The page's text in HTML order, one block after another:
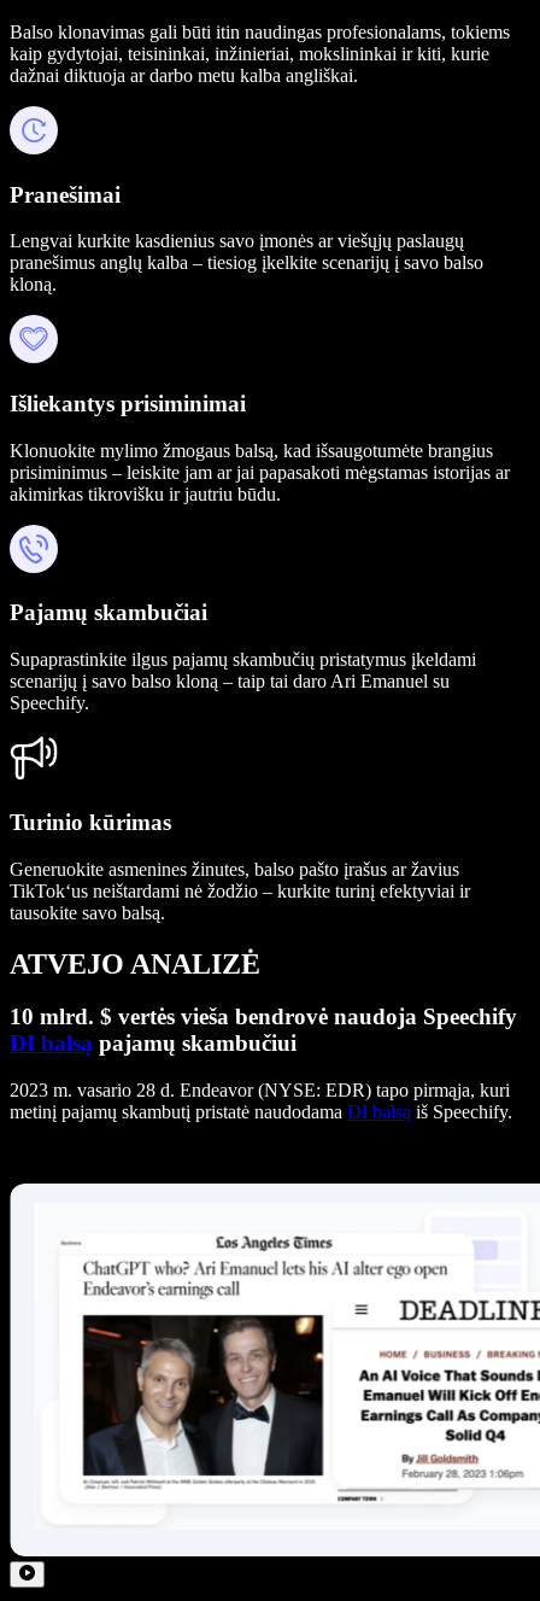
Balso klonavimas gali būti itin naudingas profesionalams, tokiems
kaip gydytojai, teisininkai, inžinieriai, mokslininkai ir kiti, kurie
dažnai diktuoja ar darbo metu kalba angliškai.
Pranešimai
Lengvai kurkite kasdienius savo įmonės ar viešųjų paslaugų
pranešimus anglų kalba – tiesiog įkelkite scenarijų į savo balso
kloną.
Išliekantys prisiminimai
Klonuokite mylimo žmogaus balsą, kad išsaugotumėte brangius
prisiminimus – leiskite jam ar jai papasakoti mėgstamas istorijas ar
akimirkas tikrovišku ir jautriu būdu.
Pajamų skambučiai
Supaprastinkite ilgus pajamų skambučių pristatymus įkeldami
scenarijų į savo balso kloną – taip tai daro Ari Emanuel su
Speechify.
Turinio kūrimas
Generuokite asmenines žinutes, balso pašto įrašus ar žavius
TikTok‘us neištardami nė žodžio – kurkite turinį efektyviai ir
tausokite savo balsą.
ATVEJO ANALIZĖ
10 mlrd. $ vertės vieša bendrovė naudoja Speechify
DI balsą pajamų skambučiui
2023 m. vasario 28 d. Endeavor (NYSE: EDR) tapo pirmąja, kuri
metinį pajamų skambutį pristatė naudodama DI balsą iš Speechify.